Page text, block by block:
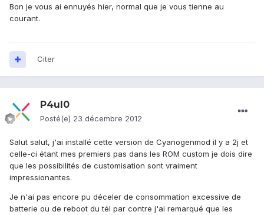
Bon je vous ai ennuyés hier, normal que je vous tienne au
courant.
Citer
P4ul0
Posté(e) 23 décembre 2012
Salut salut, j'ai installé cette version de Cyanogenmod il y a 2j et
celle-ci étant mes premiers pas dans les ROM custom je dois dire
que les possibilités de customisation sont vraiment
impressionantes.
Je n'ai pas encore pu déceler de consommation excessive de
batterie ou de reboot du tél par contre j'ai remarqué que les